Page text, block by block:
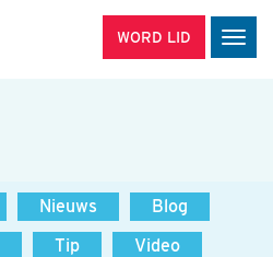
WORD LID
Nieuws
Blog
Tip
Video